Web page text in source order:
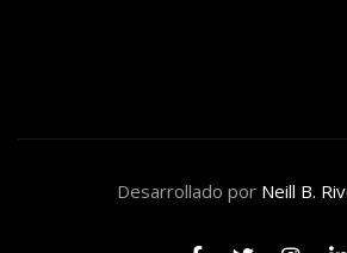
Desarrollado por Neill B.